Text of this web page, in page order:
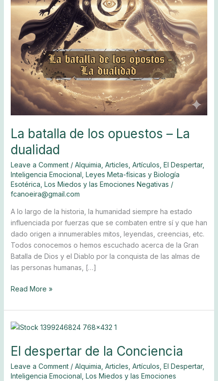
Sedes
Donar
La batalla de los opuestos – La
dualidad
Leave a Comment / Alquimia Articles Artículos El Despertar,
Inteligencia Emocional Leyes Meta-físicas y Biología
Esotérica Los Miedos y las Emociones Negativas /
fcanoeira@gmail.com
A lo largo de la historia, la humanidad siempre ha estado
influenciada por fuerzas que se combaten entre sí y que han
dado origen a innumerables mitos, leyendas, creencias, etc.
Todos conocemos o hemos escuchado acerca de la Gran
Batalla de Dios y el Diablo por la conquista de las almas de
las personas humanas, […]
dualidad
Read More »
El despertar de la Conciencia
Leave a Comment / Alquimia Articles Artículos El Despertar,
Inteligencia Emocional Los Miedos y las Emociones
El
de
Conciencia